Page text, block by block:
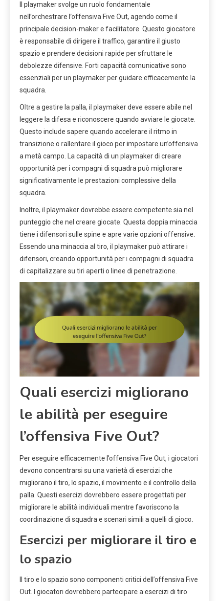
Il playmaker svolge un ruolo fondamentale
nell’orchestrare l’offensiva Five Out, agendo come il
principale decision-maker e facilitatore. Questo giocatore
è responsabile di dirigere il traffico, garantire il giusto
spazio e prendere decisioni rapide per sfruttare le
debolezze difensive. Forti capacità comunicative sono
essenziali per un playmaker per guidare efficacemente la
squadra.
Oltre a gestire la palla, il playmaker deve essere abile nel
leggere la difesa e riconoscere quando avviare le giocate.
Questo include sapere quando accelerare il ritmo in
transizione o rallentare il gioco per impostare un’offensiva
a metà campo. La capacità di un playmaker di creare
opportunità per i compagni di squadra può migliorare
significativamente le prestazioni complessive della
squadra.
Inoltre, il playmaker dovrebbe essere competente sia nel
punteggio che nel creare giocate. Questa doppia minaccia
tiene i difensori sulle spine e apre varie opzioni offensive.
Essendo una minaccia al tiro, il playmaker può attirare i
difensori, creando opportunità per i compagni di squadra
di capitalizzare su tiri aperti o linee di penetrazione.
Quali esercizi migliorano
le abilità per eseguire
l’offensiva Five Out?
Per eseguire efficacemente l’offensiva Five Out, i giocatori
devono concentrarsi su una varietà di esercizi che
migliorano il tiro, lo spazio, il movimento e il controllo della
palla. Questi esercizi dovrebbero essere progettati per
migliorare le abilità individuali mentre favoriscono la
coordinazione di squadra e scenari simili a quelli di gioco.
Esercizi per migliorare il tiro e
lo spazio
Il tiro e lo spazio sono componenti critici dell’offensiva Five
Out. I giocatori dovrebbero partecipare a esercizi di tiro